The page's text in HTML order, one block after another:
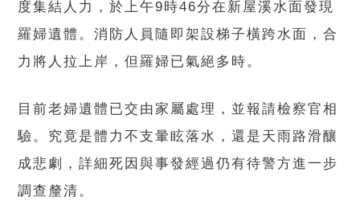
度集結人力，於上午9時46分在新屋溪水面發現
羅婦遺體。消防人員隨即架設梯子橫跨水面，合
力將人拉上岸，但羅婦已氣絕多時。
目前老婦遺體已交由家屬處理，並報請檢察官相
驗。究竟是體力不支暈眩落水，還是天雨路滑釀
成悲劇，詳細死因與事發經過仍有待警方進一步
調查釐清。